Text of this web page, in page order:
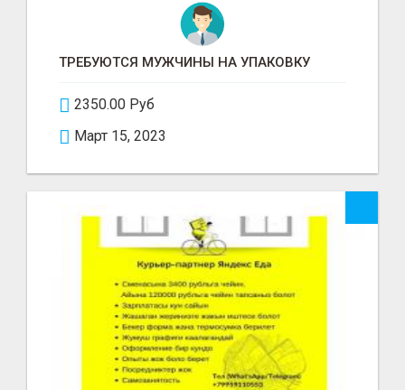
ТРЕБУЮТСЯ МУЖЧИНЫ НА УПАКОВКУ
2350.00 Руб
Март 15, 2023